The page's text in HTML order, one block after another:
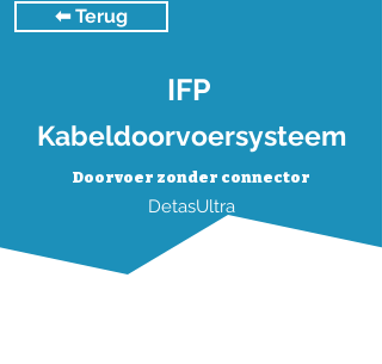
⬅︎ Terug
IFP
Kabeldoorvoersysteem
Doorvoer zonder connector
DetasUltra